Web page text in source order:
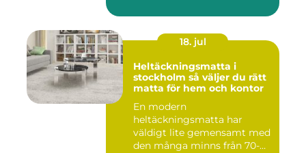
18. jul
Heltäckningsmatta i
stockholm så väljer du rätt
matta för hem och kontor
En modern
heltäckningsmatta har
väldigt lite gemensamt med
den många minns från 70-